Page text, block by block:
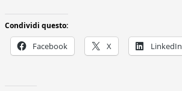
Condividi questo:
Facebook X LinkedIn